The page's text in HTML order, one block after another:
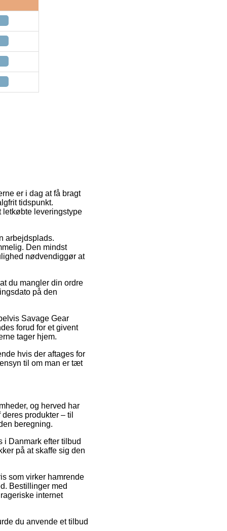
er i dag at få bragt
tidspunkt.
letkøbte leveringstype
arbejdsplads.
Den mindst
nødvendiggør at
du mangler din ordre
på den
Savage Gear
forud for et givent
tager hjem.
hvis der aftages for
til om man er tæt
og herved har
produkter – til
beregning.
i Danmark efter tilbud
på at skaffe sig den
som virker hamrende
Bestillinger med
internet
du anvende et tilbud